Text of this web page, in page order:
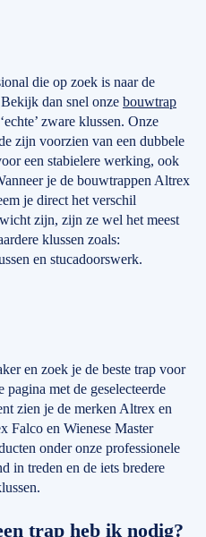
die op zoek is naar de
dan snel onze bouwtrap
zware klussen. Onze
zijn voorzien van een dubbele
een stabielere werking, ook
je de bouwtrappen Altrex
je direct het verschil
zijn, zijn ze wel het meest
klussen zoals:
en stucadoorswerk.
en zoek je de beste trap voor
met de geselecteerde
zien je de merken Altrex en
Falco en Wienese Master
onder onze professionele
in treden en de iets bredere
trap heb ik nodig?